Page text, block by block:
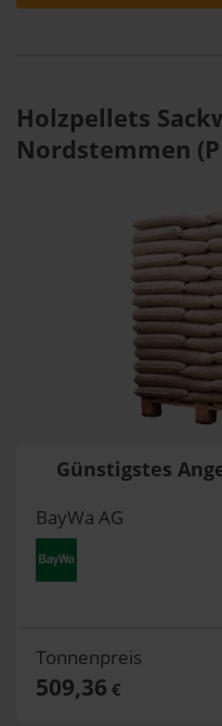
Holzpellets
Nordstemmen
Günstigstes
BayWa AG
Tonnenpreis
509,36 €